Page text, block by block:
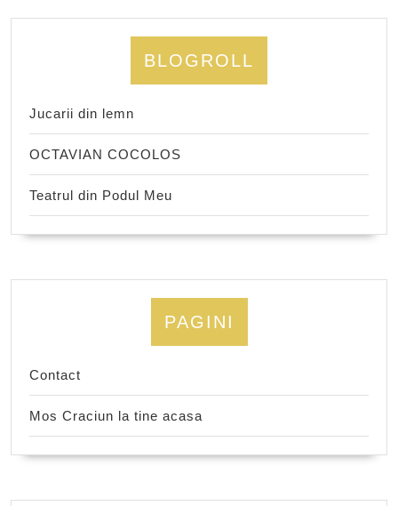
BLOGROLL
Jucarii din lemn
OCTAVIAN COCOLOS
Teatrul din Podul Meu
PAGINI
Contact
Mos Craciun la tine acasa